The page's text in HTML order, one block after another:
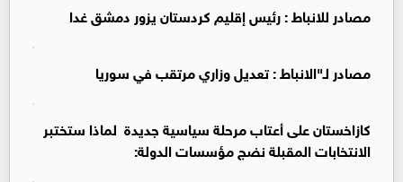
‏مصادر للانباط : رئيس إقليم كردستان يزور دمشق غدا
‏مصادر لـ"الانباط : تعديل وزاري مرتقب في سوريا
‏كازاخستان على أعتاب مرحلة سياسية جديدة ‏ لماذا ستختبر
الانتخابات المقبلة نضج مؤسسات الدولة: